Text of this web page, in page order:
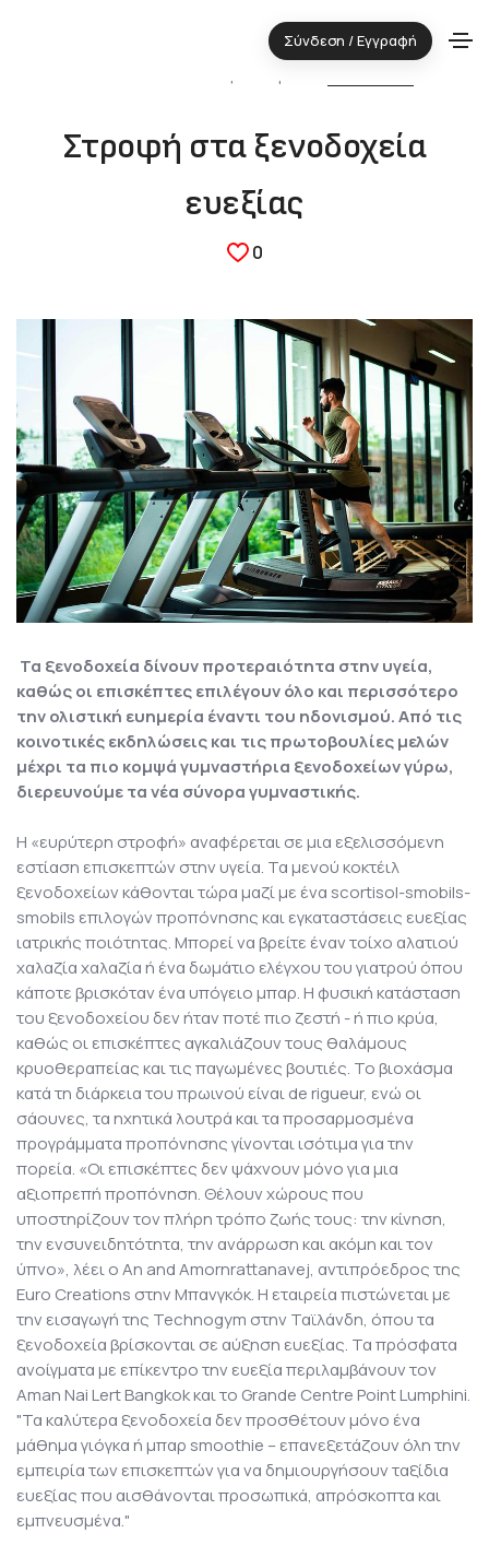
Σύνδεση / Εγγραφή
Στροφή στα ξενοδοχεία
ευεξίας
0
Τα ξενοδοχεία δίνουν προτεραιότητα στην υγεία,
καθώς οι επισκέπτες επιλέγουν όλο και περισσότερο
την ολιστική ευημερία έναντι του ηδονισμού. Από τις
κοινοτικές εκδηλώσεις και τις πρωτοβουλίες μελών
μέχρι τα πιο κομψά γυμναστήρια ξενοδοχείων γύρω,
διερευνούμε τα νέα σύνορα γυμναστικής.
Η «ευρύτερη στροφή» αναφέρεται σε μια εξελισσόμενη
εστίαση επισκεπτών στην υγεία. Τα μενού κοκτέιλ
ξενοδοχείων κάθονται τώρα μαζί με ένα scortisol-smobils-
smobils επιλογών προπόνησης και εγκαταστάσεις ευεξίας
ιατρικής ποιότητας. Μπορεί να βρείτε έναν τοίχο αλατιού
χαλαζία χαλαζία ή ένα δωμάτιο ελέγχου του γιατρού όπου
κάποτε βρισκόταν ένα υπόγειο μπαρ. Η φυσική κατάσταση
του ξενοδοχείου δεν ήταν ποτέ πιο ζεστή - ή πιο κρύα,
καθώς οι επισκέπτες αγκαλιάζουν τους θαλάμους
κρυοθεραπείας και τις παγωμένες βουτιές. Το βιοχάσμα
κατά τη διάρκεια του πρωινού είναι de rigueur, ενώ οι
σάουνες, τα ηχητικά λουτρά και τα προσαρμοσμένα
προγράμματα προπόνησης γίνονται ισότιμα για την
πορεία. «Οι επισκέπτες δεν ψάχνουν μόνο για μια
αξιοπρεπή προπόνηση. Θέλουν χώρους που
υποστηρίζουν τον πλήρη τρόπο ζωής τους: την κίνηση,
την ενσυνειδητότητα, την ανάρρωση και ακόμη και τον
ύπνο», λέει ο An and Amornrattanavej, αντιπρόεδρος της
Euro Creations στην Μπανγκόκ. Η εταιρεία πιστώνεται με
την εισαγωγή της Technogym στην Ταϊλάνδη, όπου τα
ξενοδοχεία βρίσκονται σε αύξηση ευεξίας. Τα πρόσφατα
ανοίγματα με επίκεντρο την ευεξία περιλαμβάνουν τον
Aman Nai Lert Bangkok και το Grande Centre Point Lumphini.
"Τα καλύτερα ξενοδοχεία δεν προσθέτουν μόνο ένα
μάθημα γιόγκα ή μπαρ smoothie – επανεξετάζουν όλη την
εμπειρία των επισκεπτών για να δημιουργήσουν ταξίδια
ευεξίας που αισθάνονται προσωπικά, απρόσκοπτα και
εμπνευσμένα."